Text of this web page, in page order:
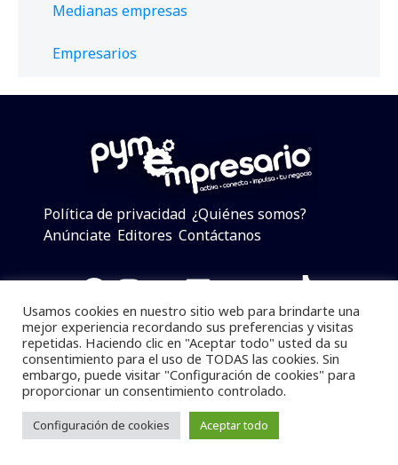
Medianas empresas
Empresarios
Política de privacidad ¿Quiénes somos?
Anúnciate Editores Contáctanos
Facebook
Instagram
Twitter
LinkedIn
Telegram
YouTube
TikTok
Pymempresario © 2025 Todos los derechos reservados.
Se prohibe el uso de la información total o parcial sin
dar referencia a la fuente.
Desarrollado poryalla ya!
Usamos cookies en nuestro sitio web para brindarte una
mejor experiencia recordando sus preferencias y visitas
repetidas. Haciendo clic en "Aceptar todo" usted da su
consentimiento para el uso de TODAS las cookies. Sin
embargo, puede visitar "Configuración de cookies" para
proporcionar un consentimiento controlado.
Configuración de cookies Aceptar todo